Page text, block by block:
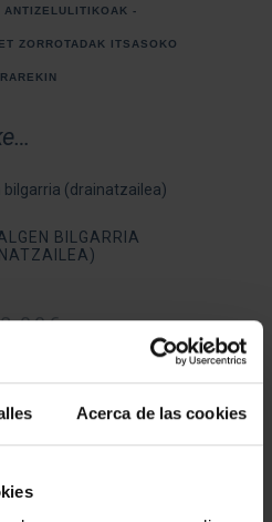
Acerca de las cookies
ANTIZELULITIKOAK -
ZORROTADAK ITSASOKO
BILGARRIA
€